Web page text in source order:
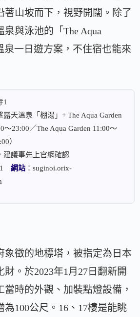
著山坡而下，視野開闊。除了
與泳池的「The Aqua
泉一日遊方案，不住宿也能來
1
露天溫泉「棚湯」+ The Aqua Garden
～23:00／The Aqua Garden 11:00～
）
建議事先上官網確認
網站 ：suginoi.orix-
象徵的地標塔，被指定為日本
財。於2023年1月27日翻新開
當時的外觀、加裝點燈設備，
為100公尺。16、17樓是能眺